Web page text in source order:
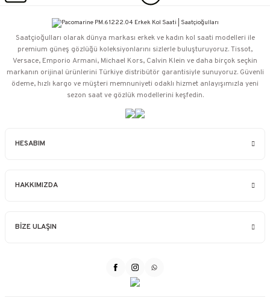
HESABIM
HAKKIMIZDA
BİZE ULAŞIN
Saatçioğulları⁠ olarak dünya markası erkek ve kadın kol saati modelleri ile
premium güneş gözlüğü koleksiyonlarını sizlerle buluşturuyoruz. Tissot,
Versace, Emporio Armani, Michael Kors, Calvin Klein ve daha birçok seçkin
markanın orijinal ürünlerini Türkiye distribütör garantisiyle sunuyoruz. Güvenli
ödeme, hızlı kargo ve müşteri memnuniyeti odaklı hizmet anlayışımızla yeni
sezon saat ve gözlük modellerini keşfedin.